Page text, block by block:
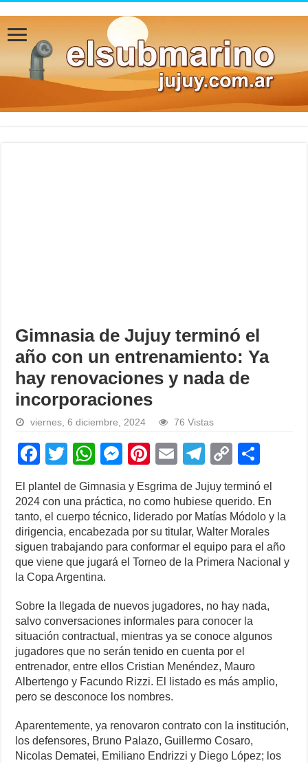
Gimnasia de Jujuy terminó el
año con un entrenamiento: Ya
hay renovaciones y nada de
incorporaciones
viernes, 6 diciembre, 2024 76 Vistas
F
c
e
b
o
o
k
T
wi
tt
er
W
at
s
A
p
p
M
ss
e
n
g
Pi
nt
er
e
st
E
m
ail
T
el
e
gr
a
m
C
p
y
Li
n
h
ar
e
El plantel de Gimnasia y Esgrima de Jujuy terminó el
2024 con una práctica, no como hubiese querido. En
tanto, el cuerpo técnico, liderado por Matías Módolo y la
dirigencia, encabezada por su titular, Walter Morales
siguen trabajando para conformar el equipo para el año
que viene que jugará el Torneo de la Primera Nacional y
la Copa Argentina.
Sobre la llegada de nuevos jugadores, no hay nada,
salvo conversaciones informales para conocer la
situación contractual, mientras ya se conoce algunos
jugadores que no serán tenido en cuenta por el
entrenador, entre ellos Cristian Menéndez, Mauro
Albertengo y Facundo Rizzi. El listado es más amplio,
pero se desconoce los nombres.
Aparentemente, ya renovaron contrato con la institución,
los defensores, Bruno Palazo, Guillermo Cosaro,
Nicolas Dematei, Emiliano Endrizzi y Diego López; los